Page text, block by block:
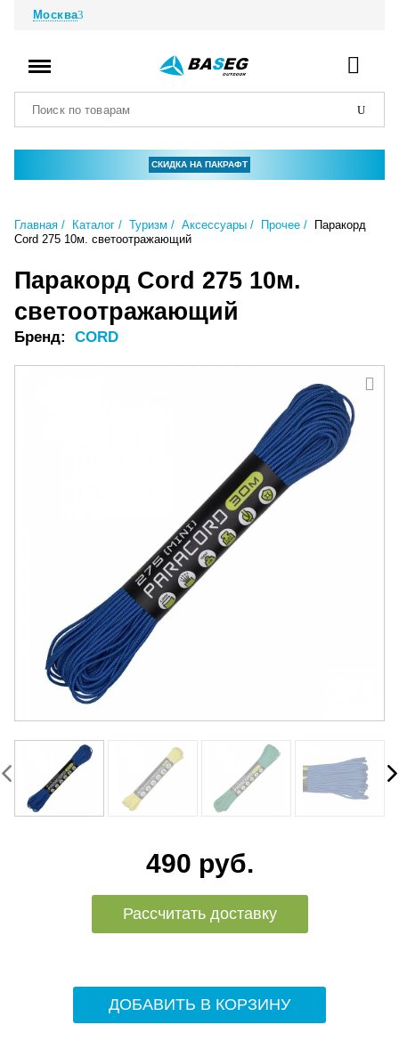
Москва
СКИДКА НА ПАКРАФТ
Главная Каталог Туризм Аксессуары Прочее
Паракорд
Cord 275 10м. светоотражающий
Паракорд Cord 275 10м.
светоотражающий
Бренд: CORD
490 руб.
Рассчитать доставку
ДОБАВИТЬ В КОРЗИНУ